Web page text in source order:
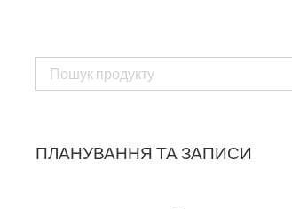
ПЛАНУВАННЯ ТА ЗАПИСИ